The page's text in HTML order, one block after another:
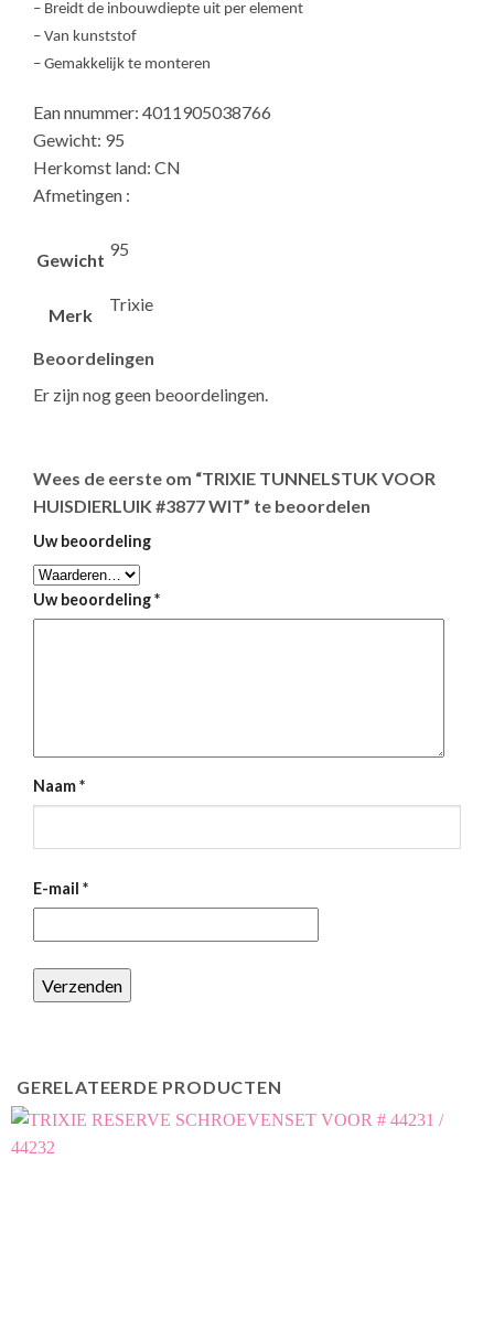
– Breidt de inbouwdiepte uit per element
– Van kunststof
– Gemakkelijk te monteren
Ean nnummer: 4011905038766
Gewicht: 95
Herkomst land: CN
Afmetingen :
Gewicht
95
Merk
Trixie
Beoordelingen
Er zijn nog geen beoordelingen.
Wees de eerste om “TRIXIE TUNNELSTUK VOOR
HUISDIERLUIK #3877 WIT” te beoordelen
Uw beoordeling
Uw beoordeling*
Naam*
E-mail *
GERELATEERDE PRODUCTEN